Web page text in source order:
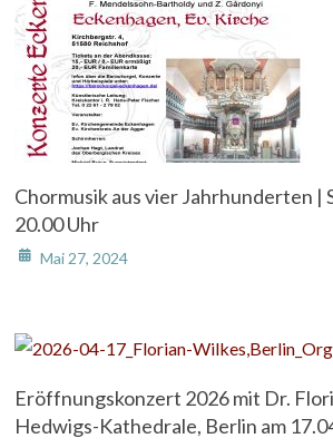
Chormusik aus vier Jahrhunderten |
20.00 Uhr
Mai 27, 2024
Eröffnungskonzert 2026 mit Dr.
Hedwigs-Kathedrale, Berlin am